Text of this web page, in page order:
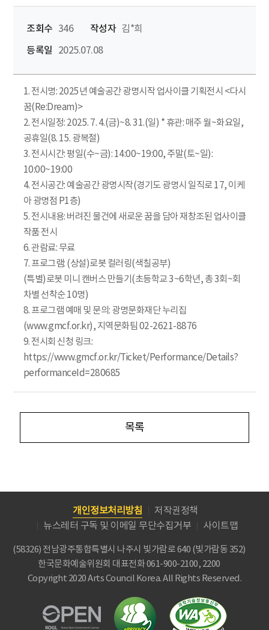
조회수 346 작성자 김*희
등록일
2025.07.08
1. 전시명: 2025년 예술공간 광명시작 업사이클 기획전시 <다시
꿈(Re:Dream)>
2. 전시일정: 2025. 7. 4.(금)~8. 31.(일) * 휴관: 매주 월~화요일,
공휴일(8. 15. 광복절)
3. 전시시간: 평일(수~금): 14:00~19:00, 주말(토~일):
10:00~19:00
4. 전시공간: 예술공간 광명시작(경기도 광명시 일직로 17, 이케
아 광명점 P1층)
5. 전시내용: 버려진 물건에 새로운 꿈을 담아 재창조된 업사이클
작품 전시
6. 관람료: 무료
7. 프로그램: (상설)로봇 컬러링(색칠공부)
(특별)로봇 미니 캔버스 만들기(초등학교 3~6학년, 총 3회~회
차별 선착순 10명)
8. 프로그램 예매 및 문의: 광명문화재단 누리집
(www.gmcf.or.kr), 지역문화팀 02-2621-8876
9. 전시회 신청 링크:
https://www.gmcf.or.kr/Ticket/Performance/Details?
performanceId=280685
목록
개인정보처리방침
저작권정책
뉴스레터 구독 및 이메일 무단수집거부
사이트맵
(58326) 전남광주통합특별시 나주시 빛가람로 640 (빛가람동 352)
한국문화예술위원회 대표전화 061-900-2100, 2200
Copyright 2020 Arts Council Korea. All Rights Reserved.